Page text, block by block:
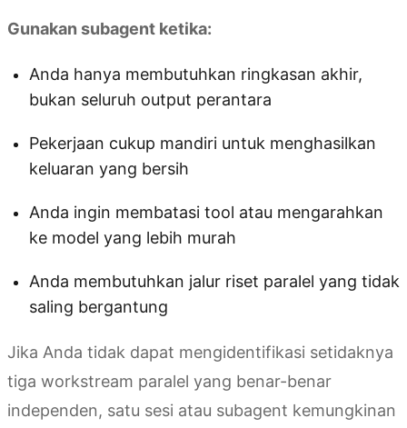
Gunakan subagent ketika:
Anda hanya membutuhkan ringkasan akhir,
bukan seluruh output perantara
Pekerjaan cukup mandiri untuk menghasilkan
keluaran yang bersih
Anda ingin membatasi tool atau mengarahkan
ke model yang lebih murah
Anda membutuhkan jalur riset paralel yang tidak
saling bergantung
Jika Anda tidak dapat mengidentifikasi setidaknya
tiga workstream paralel yang benar-benar
independen, satu sesi atau subagent kemungkinan